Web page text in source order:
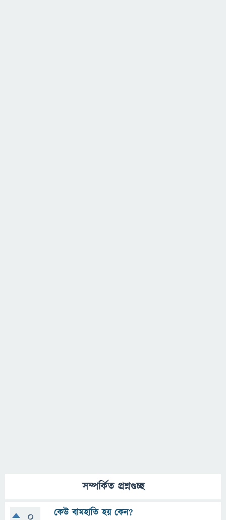
সম্পর্কিত প্রশ্নগুচ্ছ
কেউ বামহাতি হয় কেন?